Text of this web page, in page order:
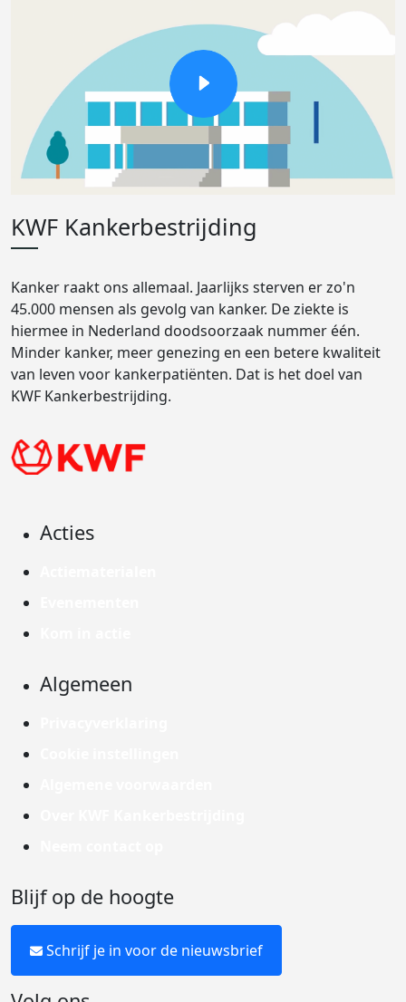
KWF Kankerbestrijding
Kanker raakt ons allemaal. Jaarlijks sterven er zo'n
45.000 mensen als gevolg van kanker. De ziekte is
hiermee in Nederland doodsoorzaak nummer één.
Minder kanker, meer genezing en een betere kwaliteit
van leven voor kankerpatiënten. Dat is het doel van
KWF Kankerbestrijding.
Acties
Algemeen
Blijf op de hoogte
Schrijf je in voor de nieuwsbrief